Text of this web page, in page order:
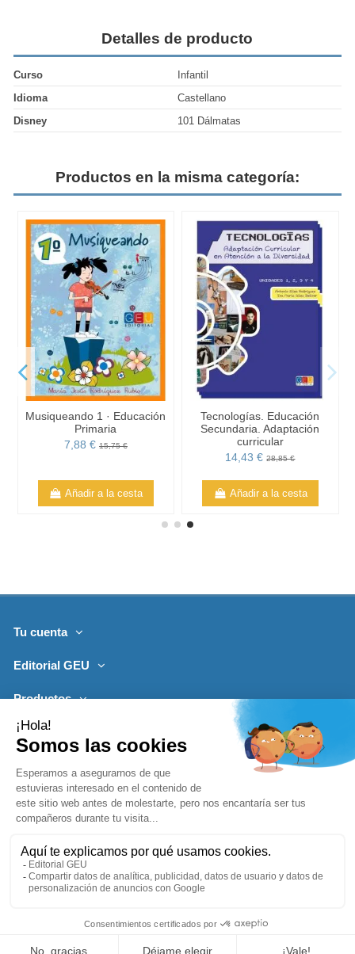
Añadir a la cesta
Comprar ya
Detalles de producto
Curso
Infantil
Idioma
Castellano
Disney
101 Dálmatas
Productos en la misma categoría:
Musiqueando 1 · Educación
Primaria
7,88 € 15,75 €
Añadir a la cesta
Tecnologías. Educación
Secundaria. Adaptación
curricular
14,43 €28,85 €
Añadir a la cesta
Tu cuenta
Editorial GEU
Productos
Lo más leído
Síguenos
1996-2026, desarrollado porEditorialgeu.com©